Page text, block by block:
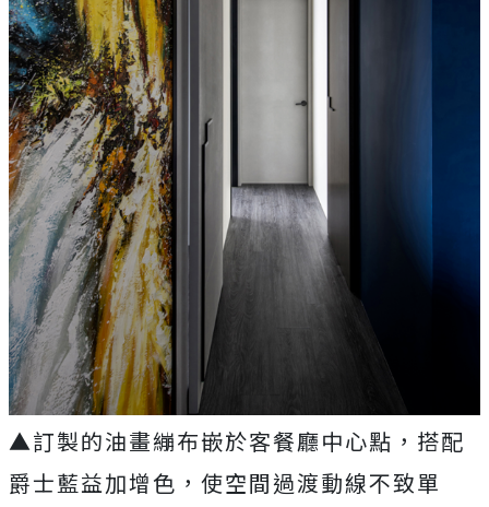
▲訂製的油畫繃布嵌於客餐廳中心點，搭配
爵士藍益加增色，使空間過渡動線不致單